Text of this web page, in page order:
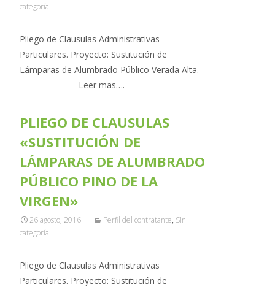
categoría
Pliego de Clausulas Administrativas
Particulares. Proyecto: Sustitución de
Lámparas de Alumbrado Público Verada Alta.
Leer mas….
PLIEGO DE CLAUSULAS
«SUSTITUCIÓN DE
LÁMPARAS DE ALUMBRADO
PÚBLICO PINO DE LA
VIRGEN»
26 agosto, 2016 Perfil del contratante, Sin
categoría
Pliego de Clausulas Administrativas
Particulares. Proyecto: Sustitución de